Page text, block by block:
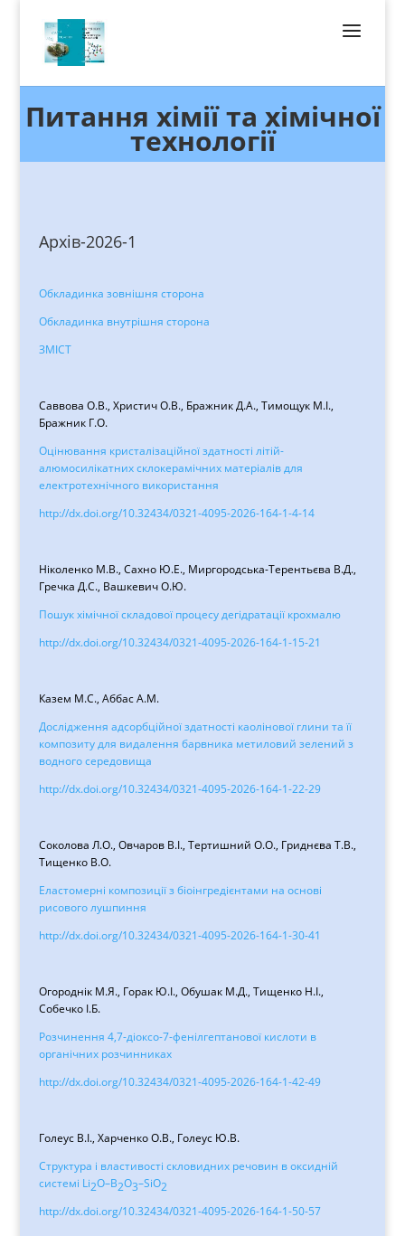
Питання хімії та хімічної
технології
Архів-2026-1
Обкладинка зовнішня сторона
Обкладинка внутрішня сторона
ЗМІСТ
Саввова О.В., Христич О.В., Бражник Д.А., Тимощук М.І.,
Бражник Г.О.
Оцінювання кристалізаційної здатності літій-
алюмосилікатних склокерамічних матеріалів для
електротехнічного використання
http://dx.doi.org/10.32434/0321-4095-2026-164-1-4-14
Ніколенко М.В., Сахно Ю.Е., Миргородська-Терентьєва В.Д.,
Гречка Д.С., Вашкевич О.Ю.
Пошук хімічної складової процесу дегідратації крохмалю
http://dx.doi.org/10.32434/0321-4095-2026-164-1-15-21
Казем М.С., Аббас А.М.
Дослідження адсорбційної здатності каолінової глини та її
композиту для видалення барвника метиловий зелений з
водного середовища
http://dx.doi.org/10.32434/0321-4095-2026-164-1-22-29
Соколова Л.О., Овчаров В.І., Тертишний О.О., Гриднєва Т.В.,
Тищенко В.О.
Еластомерні композиції з біоінгредієнтами на основі
рисового лушпиння
http://dx.doi.org/10.32434/0321-4095-2026-164-1-30-41
Огороднік М.Я., Горак Ю.І., Обушак М.Д., Тищенко Н.І.,
Собечко І.Б.
Розчинення 4,7-діоксо-7-фенілгептанової кислоти в
органічних розчинниках
http://dx.doi.org/10.32434/0321-4095-2026-164-1-42-49
Голеус В.І., Харченко О.В., Голеус Ю.В.
Структура і властивості скловидних речовин в оксидній
системі Li2O–B2O3–SiO2
http://dx.doi.org/10.32434/0321-4095-2026-164-1-50-57